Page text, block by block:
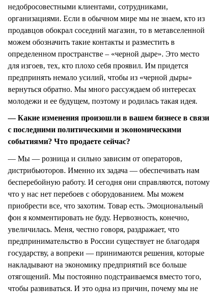
недобросовестными клиентами, сотрудниками,
организациями. Если в обычном мире мы не знаем, кто из
продавцов обокрал соседний магазин, то в метавселенной
можем обозначить такие контакты и разместить в
определенном пространстве – «черной дыре». Это место
для изгоев, тех, кто плохо себя проявил. Им придется
предпринять немало усилий, чтобы из «черной дыры»
вернуться обратно. Мы много рассуждаем об интересах
молодежи и ее будущем, поэтому и родилась такая идея.
— Какие изменения произошли в вашем бизнесе в связи
с последними политическими и экономическими
событиями? Что продаете сейчас?
— Мы — розница и сильно зависим от операторов,
дистрибьюторов. Именно их задача — обеспечивать нам
бесперебойную работу. И сегодня они справляются, потому
что у нас нет перебоев с оборудованием. Мы можем
приобрести все, что захотим. Товар есть. Эмоциональный
фон я комментировать не буду. Нервозность, конечно,
увеличилась. Меня, честно говоря, раздражает, что
предпринимательство в России существует не благодаря
государству, а вопреки — принимаются решения, которые
накладывают на экономику предприятий все больше
отягощений. Мы постоянно подстраиваемся вместо того,
чтобы развиваться. И это одна из причин, почему мы не